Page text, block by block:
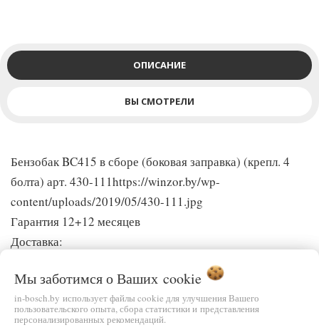
ОПИСАНИЕ
ВЫ СМОТРЕЛИ
Бензобак BC415 в сборе (боковая заправка) (крепл. 4
болта) арт. 430-111https://winzor.by/wp-
content/uploads/2019/05/430-111.jpg
Гарантия 12+12 месяцев
Доставка:
1)Купить в г. Жодино Приобрести по низким ценам
садовую технику, триммеры, бензопилы, газонокосилки,
Мы заботимся о Ваших cookie
in-bosch.by использует файлы cookie для улучшения Вашего
пользовательского опыта, сбора статистики и представления
персонализированных рекомендаций.